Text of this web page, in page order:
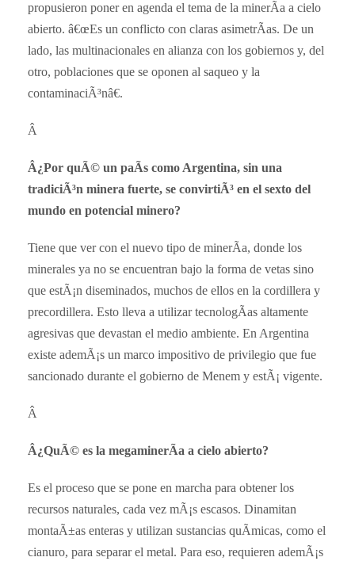
propusieron poner en agenda el tema de la minerÃ­a a cielo
abierto. â€œEs un conflicto con claras asimetrÃ­as. De un
lado, las multinacionales en alianza con los gobiernos y, del
otro, poblaciones que se oponen al saqueo y la
contaminaciÃ³nâ€.
Â
Â¿Por quÃ© un paÃ­s como Argentina, sin una
tradiciÃ³n minera fuerte, se convirtiÃ³ en el sexto del
mundo en potencial minero?
Tiene que ver con el nuevo tipo de minerÃ­a, donde los
minerales ya no se encuentran bajo la forma de vetas sino
que estÃ¡n diseminados, muchos de ellos en la cordillera y
precordillera. Esto lleva a utilizar tecnologÃ­as altamente
agresivas que devastan el medio ambiente. En Argentina
existe ademÃ¡s un marco impositivo de privilegio que fue
sancionado durante el gobierno de Menem y estÃ¡ vigente.
Â
Â¿QuÃ© es la megaminerÃ­a a cielo abierto?
Es el proceso que se pone en marcha para obtener los
recursos naturales, cada vez mÃ¡s escasos. Dinamitan
montaÃ±as enteras y utilizan sustancias quÃ­micas, como el
cianuro, para separar el metal. Para eso, requieren ademÃ¡s